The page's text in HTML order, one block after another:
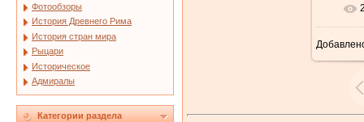
Фотообзоры
История Древнего Рима
История стран мира
Рыцари
Историческое
Адмиралы
Категории раздела